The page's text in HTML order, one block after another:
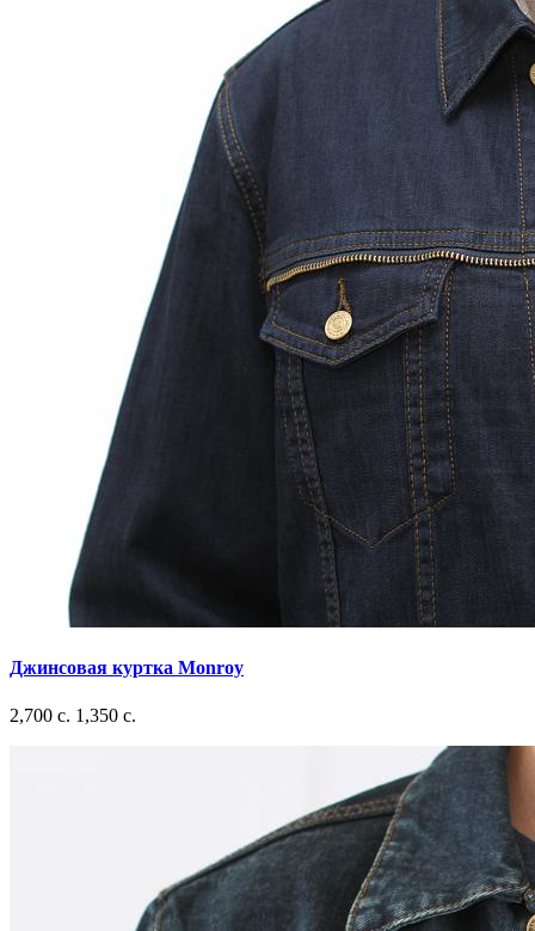
Джинсовая куртка Monroy
2,700 c. 1,350 c.